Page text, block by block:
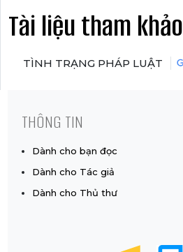
Tài liệu tham khảo
TÌNH TRẠNG PHÁP LUẬT
THÔNG TIN
Dành cho bạn đọc
Dành cho Tác giả
Dành cho Thủ thư